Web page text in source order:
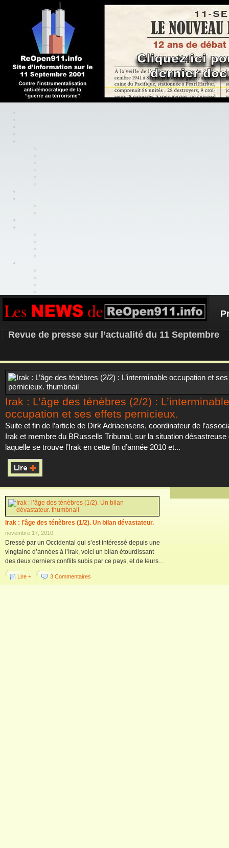
REOPEN911 – NEWS
Revue de presse sur l’actualité du 11 Septembre
Irak : L’âge des ténèbres (2/2) : L’interminable
occupation et ses effets pernicieux.
Suite et fin de l’article de Dirk Adriaensens, coordinateur de
Irak et membre du BRussells Tribunal, sur la situation désastreuse
laquelle se trouve l’Irak en cette fin d’année 2010 et...
Irak : l’âge des ténèbres (1/2). Un bilan dévastateur.
novembre 17, 2010
Dressé par un Occidental qui s’est intéressé depuis une
vingtaine d’années à l’Irak, voici un bilan étourdissant
des deux derniers conflits subis par ce pays, et de leurs...
Lire + 3 Commentaires